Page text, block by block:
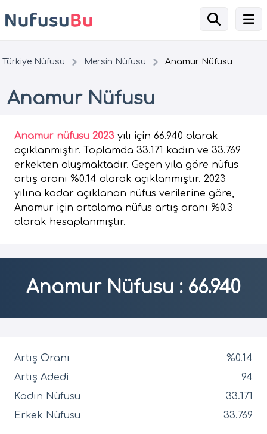
Türkiye Nüfusu Mersin Nüfusu Anamur Nüfusu
Anamur Nüfusu
Anamur nüfusu 2023 yılı için 66.940 olarak
açıklanmıştır. Toplamda 33.171 kadın ve 33.769
erkekten oluşmaktadır. Geçen yıla göre nüfus
artış oranı %0.14 olarak açıklanmıştır. 2023
yılına kadar açıklanan nüfus verilerine göre,
Anamur için ortalama nüfus artış oranı %0.3
olarak hesaplanmıştır.
Anamur Nüfusu : 66.940
Artış Oranı
%0.14
Artış Adedi
94
Kadın Nüfusu
33.171
Erkek Nüfusu
33.769